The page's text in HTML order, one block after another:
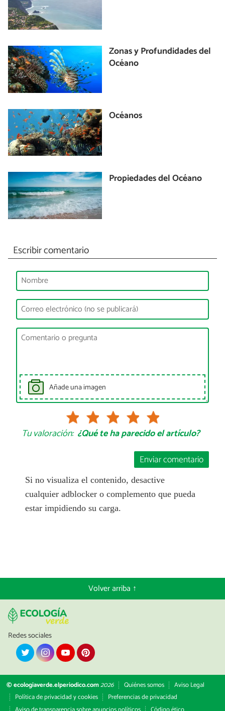
Zonas y Profundidades del
Océano
Océanos
Propiedades del Océano
Escribir comentario
Añade una imagen
Tu valoración: ¿Qué te ha parecido el artículo?
Enviar comentario
Si no visualiza el contenido, desactive
cualquier adblocker o complemento que pueda
estar impidiendo su carga.
Volver arriba ↑
Redes sociales
© ecologiaverde.elperiodico.com2026 Quiénes somos
Aviso Legal
Política de privacidad y cookies
Preferencias de privacidad